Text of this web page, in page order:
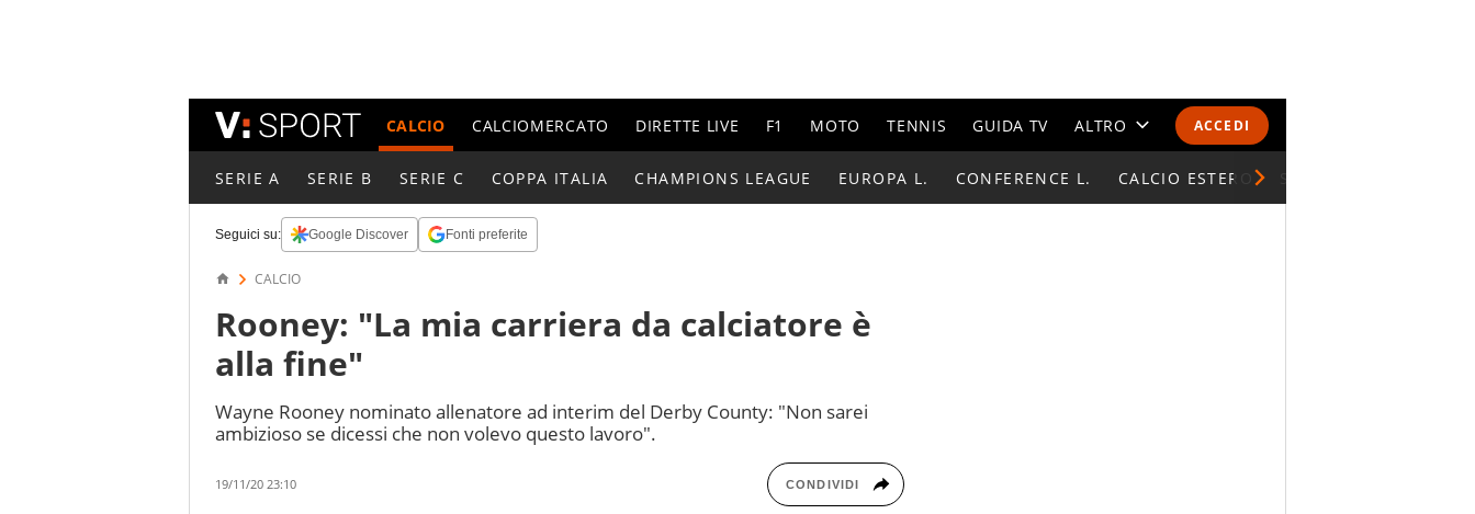
ACCEDI
CALCIO CALCIOMERCATO DIRETTE LIVE F1 MOTO TENNIS GUIDA TV ALTRO
CALENDARI E CLASSIFICHE
SERIE A SERIE B SERIE C COPPA ITALIA CHAMPIONS LEAGUE EUROPA L. CONFERENCE L. CALCIO ESTERO
Seguici su: Google Discover Fonti preferite
CALCIO
Rooney: "La mia carriera da calciatore è
alla fine"
Wayne Rooney nominato allenatore ad interim del Derby County: "Non sarei
ambizioso se dicessi che non volevo questo lavoro".
19/11/20 23:10 CONDIVIDI